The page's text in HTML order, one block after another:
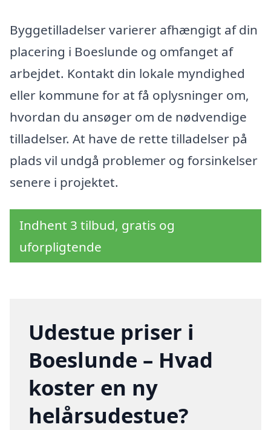
Byggetilladelser varierer afhængigt af din
placering i Boeslunde og omfanget af
arbejdet. Kontakt din lokale myndighed
eller kommune for at få oplysninger om,
hvordan du ansøger om de nødvendige
tilladelser. At have de rette tilladelser på
plads vil undgå problemer og forsinkelser
senere i projektet.
Indhent 3 tilbud, gratis og
uforpligtende
Udestue priser i
Boeslunde – Hvad
koster en ny
helårsudestue?